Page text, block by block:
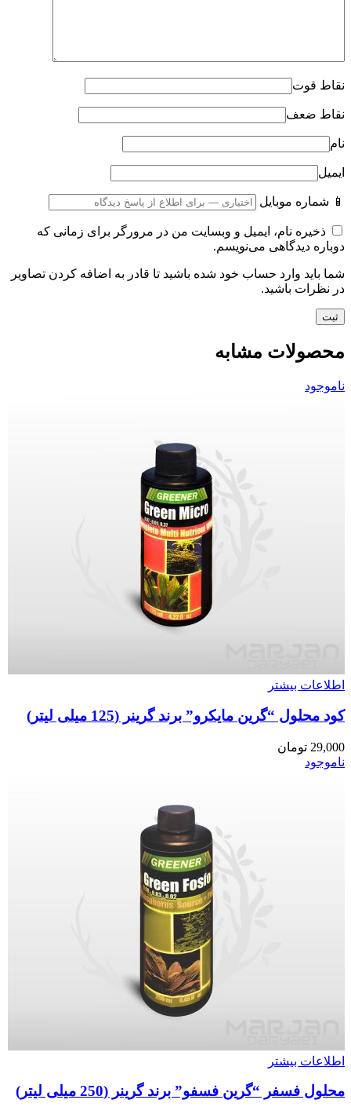
نقاط قوت
نقاط ضعف
نام
ایمیل
📱 شماره موبایل
ذخیره نام، ایمیل و وبسایت من در مرورگر برای زمانی که
دوباره دیدگاهی می‌نویسم.
شما باید وارد حساب خود شده باشید تا قادر به اضافه کردن تصاویر
در نظرات باشید.
محصولات مشابه
ناموجود
اطلاعات بیشتر
کود محلول “گرین مایکرو” برند گرینر (125 میلی لیتر)
29,000 تومان
ناموجود
اطلاعات بیشتر
محلول فسفر “گرین فسفو” برند گرینر (250 میلی لیتر)